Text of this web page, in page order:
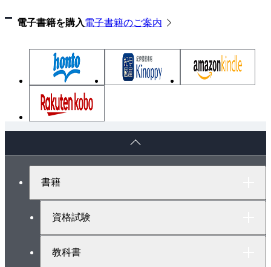
電子書籍を購入電子書籍のご案内
書籍
資格試験
教科書